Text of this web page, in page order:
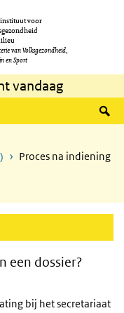
voor
van Volksgezondheid,
en Sport
vandaag
Proces na indiening
een dossier?
bij het secretariaat